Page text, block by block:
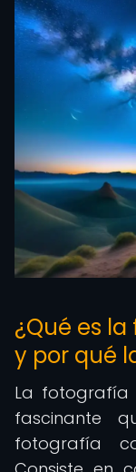
¿Qué es
y por qué
La fotografía
fascinante
fotografía